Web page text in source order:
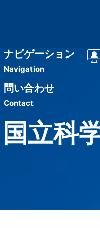
ナビゲーション
Navigation
問い合わせ
Contact
国立科